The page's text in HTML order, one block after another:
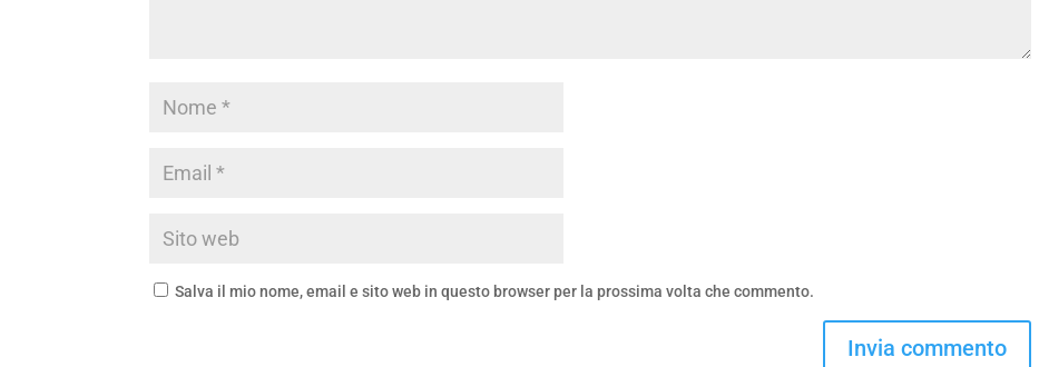
Salva il mio nome, email e sito web in questo browser per la prossima volta che commento.